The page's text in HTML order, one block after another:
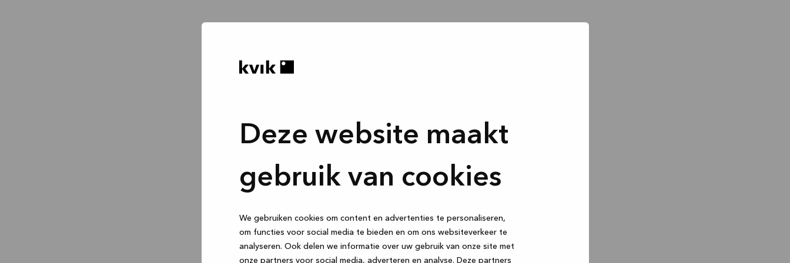
Deze website maakt
gebruik van cookies
We gebruiken cookies om content en advertenties te personaliseren,
om functies voor social media te bieden en om ons websiteverkeer te
analyseren. Ook delen we informatie over uw gebruik van onze site met
onze partners voor social media, adverteren en analyse. Deze partners